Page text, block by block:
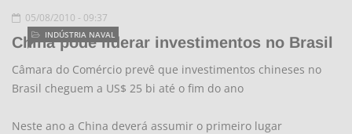
INDÚSTRIA NAVAL
05/08/2010 - 09:37
China pode liderar investimentos no Brasil
Câmara do Comércio prevê que investimentos chineses no
Brasil cheguem a US$ 25 bi até o fim do ano
Neste ano a China deverá assumir o primeiro lugar